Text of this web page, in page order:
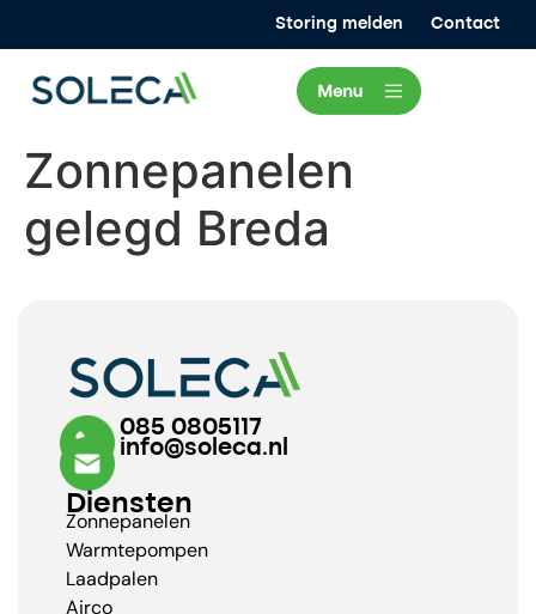
Storing melden Contact
Zonnepanelen
gelegd Breda
085 0805117
info@soleca.nl
Diensten
Zonnepanelen
Warmtepompen
Laadpalen
Airco